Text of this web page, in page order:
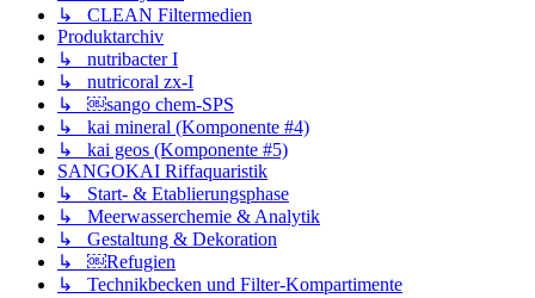
↳ CLEAN Filtermedien
Produktarchiv
↳ nutribacter I
↳ nutricoral zx-I
↳ ￼sango chem-SPS
↳ kai mineral (Komponente #4)
↳ kai geos (Komponente #5)
SANGOKAI Riffaquaristik
↳ Start- & Etablierungsphase
↳ Meerwasserchemie & Analytik
↳ Gestaltung & Dekoration
↳ ￼Refugien
↳ Technikbecken und Filter-Kompartimente